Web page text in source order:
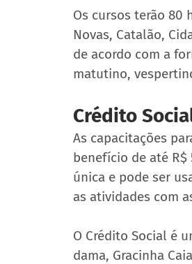
Os cursos terão 80
Novas, Catalão,
de acordo com a
matutino,
Crédito
As capacitações
benefício de até
única e pode ser
as atividades com
O Crédito Social é
dama, Gracinha